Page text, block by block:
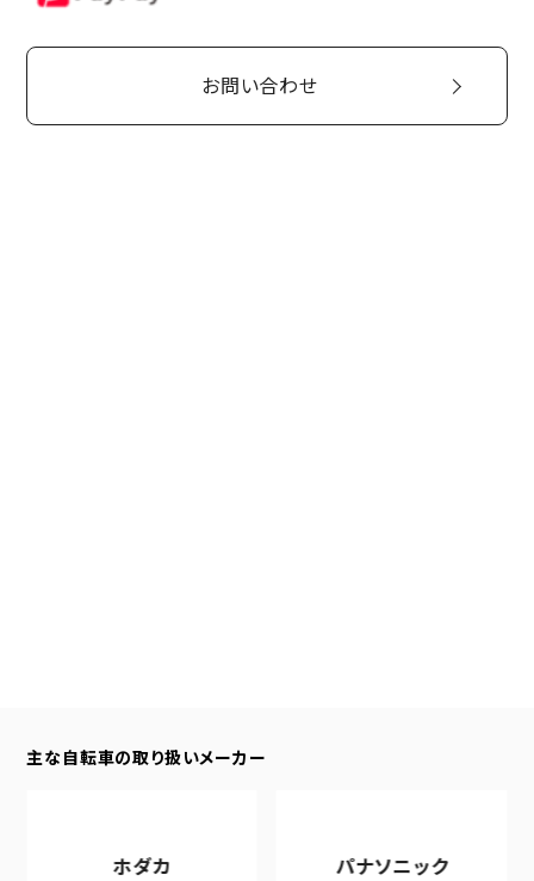
お問い合わせ
主な自転車の取り扱いメーカー
ホダカ パナソニック